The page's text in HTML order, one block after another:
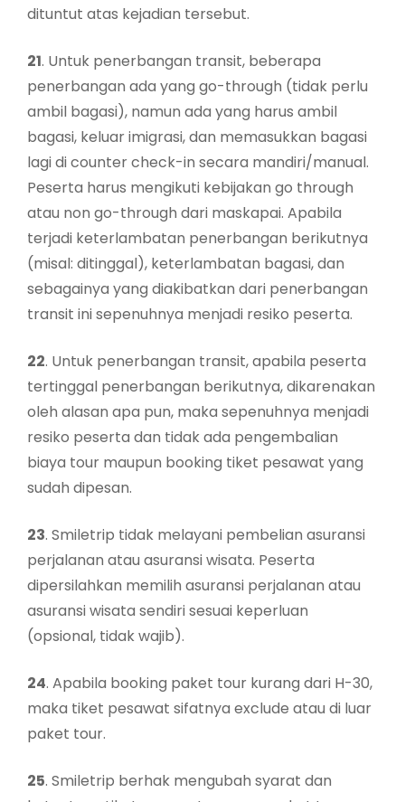
dituntut atas kejadian tersebut.
21. Untuk penerbangan transit, beberapa
penerbangan ada yang go-through (tidak perlu
ambil bagasi), namun ada yang harus ambil
bagasi, keluar imigrasi, dan memasukkan bagasi
lagi di counter check-in secara mandiri/manual.
Peserta harus mengikuti kebijakan go through
atau non go-through dari maskapai. Apabila
terjadi keterlambatan penerbangan berikutnya
(misal: ditinggal), keterlambatan bagasi, dan
sebagainya yang diakibatkan dari penerbangan
transit ini sepenuhnya menjadi resiko peserta.
22. Untuk penerbangan transit, apabila peserta
tertinggal penerbangan berikutnya, dikarenakan
oleh alasan apa pun, maka sepenuhnya menjadi
resiko peserta dan tidak ada pengembalian
biaya tour maupun booking tiket pesawat yang
sudah dipesan.
23. Smiletrip tidak melayani pembelian asuransi
perjalanan atau asuransi wisata. Peserta
dipersilahkan memilih asuransi perjalanan atau
asuransi wisata sendiri sesuai keperluan
(opsional, tidak wajib).
24. Apabila booking paket tour kurang dari H-30,
maka tiket pesawat sifatnya exclude atau di luar
paket tour.
25. Smiletrip berhak mengubah syarat dan